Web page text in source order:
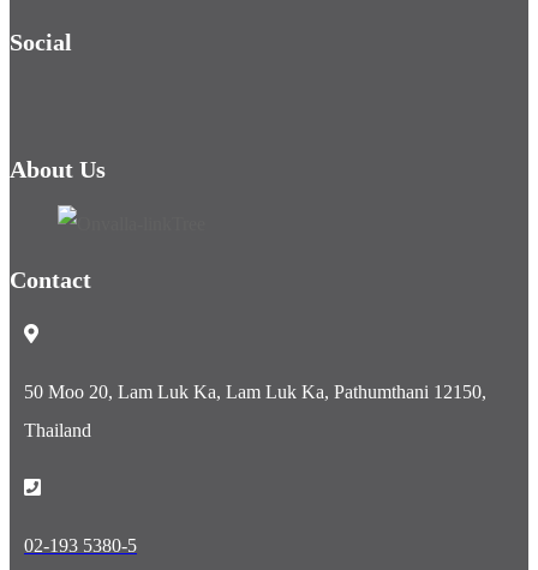
Social
About Us
Contact
50 Moo 20, Lam Luk Ka, Lam Luk Ka, Pathumthani 12150,
Thailand
02-193 5380-5